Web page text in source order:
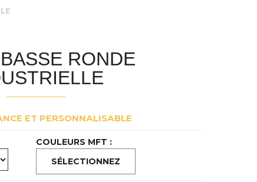
RONDE
ET PERSONNALISABLE
COULEURS MFT :